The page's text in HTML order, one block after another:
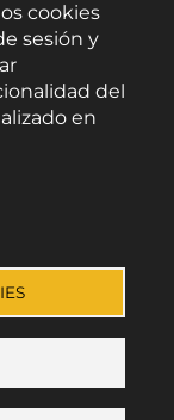
cookies
sesión y
del
en
Accesibilidad